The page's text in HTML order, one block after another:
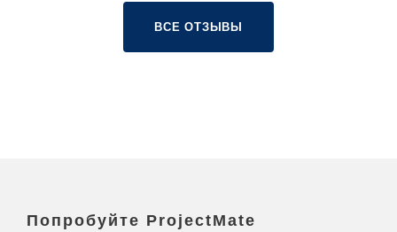
ВСЕ ОТЗЫВЫ
Попробуйте ProjectMate